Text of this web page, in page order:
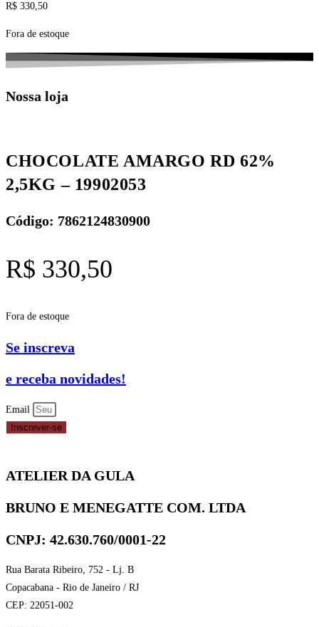
R$ 330,50
Fora de estoque
Nossa loja
CHOCOLATE AMARGO RD 62%
2,5KG – 19902053
Código: 7862124830900
R$ 330,50
Fora de estoque
Se inscreva
e receba novidades!
Email
Inscrever-se
ATELIER DA GULA
BRUNO E MENEGATTE COM. LTDA
CNPJ: 42.630.760/0001-22
Rua Barata Ribeiro, 752 - Lj. B
Copacabana - Rio de Janeiro / RJ
CEP: 22051-002